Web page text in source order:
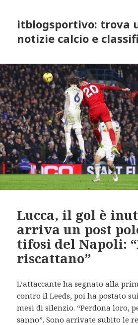
itblogsportivo: trova
notizie calcio e
Lucca, il gol è
arriva un post
tifosi del Napoli:
riscattano”
L’attaccante ha segnato alla
contro il Leeds, poi ha postato
mesi di silenzio. “Perdona loro,
sanno”. Sono arrivate subito le